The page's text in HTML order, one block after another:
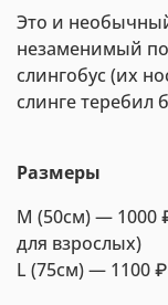
Это и
незаменимый
слингобус (их
слинге теребил
Размеры
М (50cм) — 1000
для взрослых)
L (75см) — 1100